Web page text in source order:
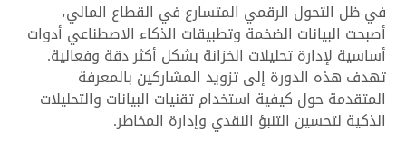
في ظل التحول الرقمي المتسارع في القطاع المالي،
أصبحت البيانات الضخمة وتطبيقات الذكاء الاصطناعي أدوات
أساسية لإدارة تحليلات الخزانة بشكل أكثر دقة وفعالية.
تهدف هذه الدورة إلى تزويد المشاركين بالمعرفة
المتقدمة حول كيفية استخدام تقنيات البيانات والتحليلات
الذكية لتحسين التنبؤ النقدي وإدارة المخاطر.